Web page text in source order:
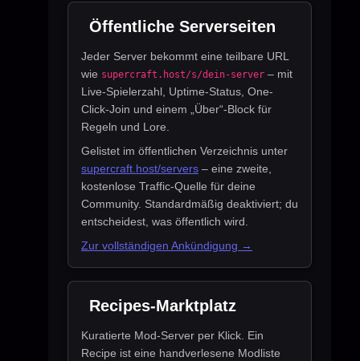
Öffentliche Serverseiten
Jeder Server bekommt eine teilbare URL
wie supercraft.host/s/dein-server – mit
Live-Spielerzahl, Uptime-Status, One-
Click-Join und einem „Über“-Block für
Regeln und Lore.
Gelistet im öffentlichen Verzeichnis unter
supercraft.host/servers – eine zweite,
kostenlose Traffic-Quelle für deine
Community. Standardmäßig deaktiviert; du
entscheidest, was öffentlich wird.
Zur vollständigen Ankündigung →
Recipes-Marktplatz
Kuratierte Mod-Server per Klick. Ein
Recipe ist eine handverlesene Modliste